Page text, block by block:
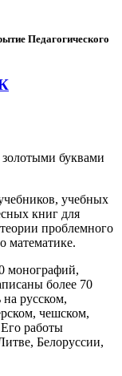
Педагогического
буквами
учебных
книг для
проблемного
математике.
монографий,
более 70
русском,
чешском,
работы
Белоруссии,